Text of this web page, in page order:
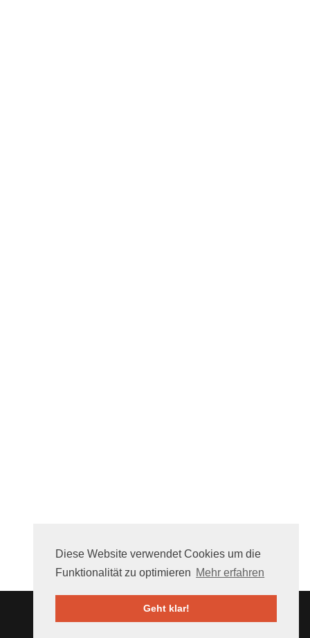
Diese Website verwendet Cookies um die
Funktionalität zu optimieren Mehr erfahren
Geht klar!
Über uns FAQ Mithelfen Nutzungsbedingungen